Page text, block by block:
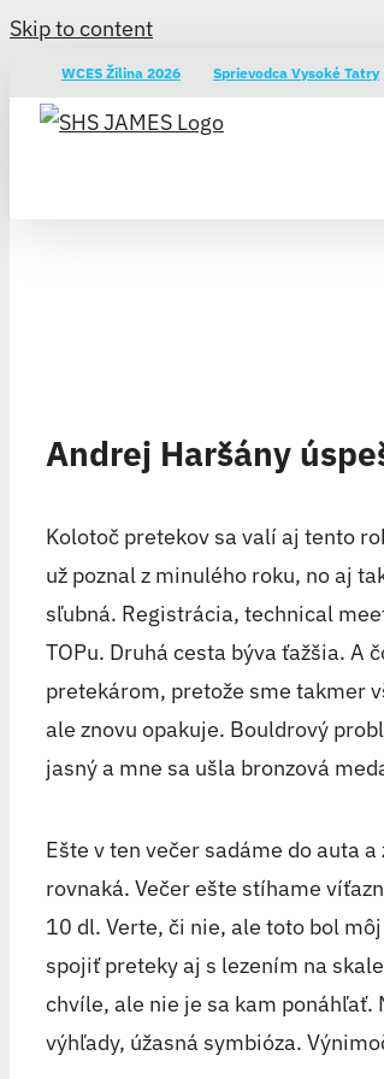
Skip to content
WCES Žilina 2026 Sprievodca Vysoké Tatry
Andrej Haršány
Kolotoč pretekov sa valí aj tento
už poznal z minulého roku, no aj
sľubná. Registrácia, technical
TOPu. Druhá cesta býva ťažšia.
pretekárom, pretože sme takmer
ale znovu opakuje. Bouldrový
jasný a mne sa ušla bronzová
Ešte v ten večer sadáme do auta
rovnaká. Večer ešte stíhame
10 dl. Verte, či nie, ale toto bol
spojiť preteky aj s lezením na
chvíle, ale nie je sa kam ponáhľať.
výhľady, úžasná symbióza.